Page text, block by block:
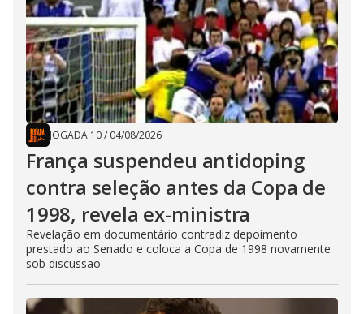
JOGADA 10/ 04/08/2026
França suspendeu antidoping
contra seleção antes da Copa de
1998, revela ex-ministra
Revelação em documentário contradiz depoimento
prestado ao Senado e coloca a Copa de 1998 novamente
sob discussão